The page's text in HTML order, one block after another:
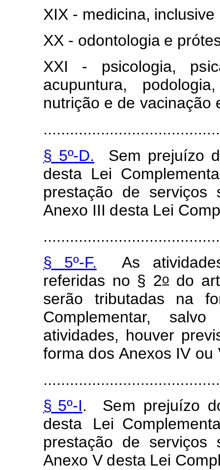
XIX - medicina, inclusive
XX - odontologia e pr
XXI
- psicologia, ps
acupuntura,
nutrição e de vacinação
§ 5º-D. Sem prejuízo
desta Lei Compleme
prestação de serviços
Anexo III desta Lei Com
§
5º-F. As ati
referidas no § 2o do
serão
tributadas na f
Complementar,
salvo
atividades, houver previ
forma dos Anexos IV ou
§ 5º-I. Sem prejuízo
desta Lei Compleme
prestação de serviços
Anexo V desta Lei Comp